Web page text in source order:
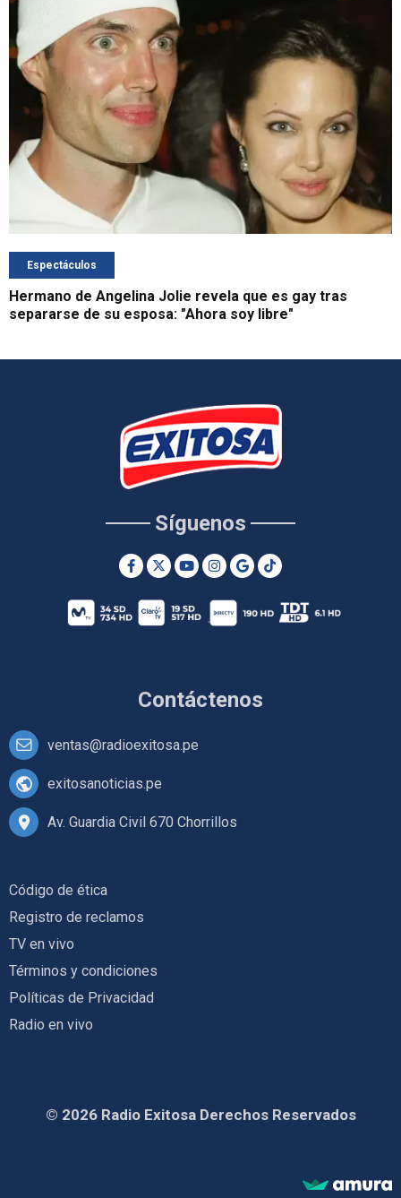
Espectáculos
Hermano de Angelina Jolie revela que es gay tras
separarse de su esposa: "Ahora soy libre"
Contáctenos
ventas@radioexitosa.pe
exitosanoticias.pe
Av. Guardia Civil 670 Chorrillos
Síguenos
Código de ética
Registro de reclamos
TV en vivo
Términos y condiciones
Políticas de Privacidad
Radio en vivo
© 2026 Radio Exitosa Derechos Reservados